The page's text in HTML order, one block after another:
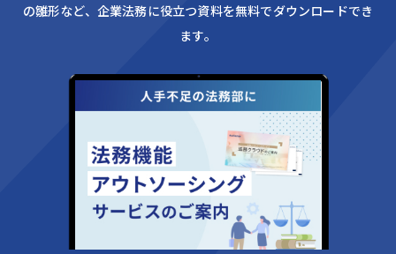
の雛形など、企業法務に役立つ資料を無料でダウンロードでき
ます。